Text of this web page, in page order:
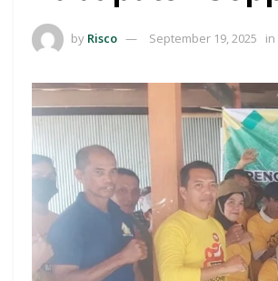
by Risco September 19, 2025 in